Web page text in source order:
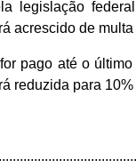
legislação
acrescido de
pago até o
reduzida para